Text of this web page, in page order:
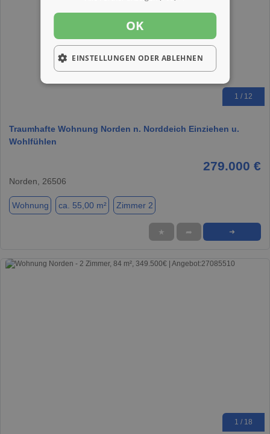
1 / 12
Traumhafte Wohnung Norden n. Norddeich Einziehen u.
Wohlfühlen
279.000 €
Norden, 26506
Wohnung ca. 55,00 m² Zimmer 2
★ ➦ ➜
1 / 18
OK
EINSTELLUNGEN ODER ABLEHNEN